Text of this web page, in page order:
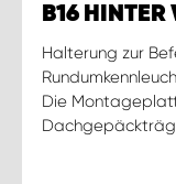
B16
Halterung zur
Die